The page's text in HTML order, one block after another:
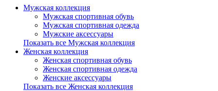
Мужская коллекция
Мужская спортивная обувь
Мужская спортивная одежда
Мужские аксессуары
Показать все Мужская коллекция
Женская коллекция
Женская спортивная обувь
Женская спортивная одежда
Женские аксессуары
Показать все Женская коллекция